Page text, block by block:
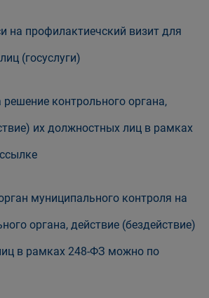
на профилактиечский визит для
(госуслуги)
контрольного органа,
их должностных лиц в рамках
муниципального контроля на
органа, действие (бездействие)
в рамках 248-ФЗ можно по